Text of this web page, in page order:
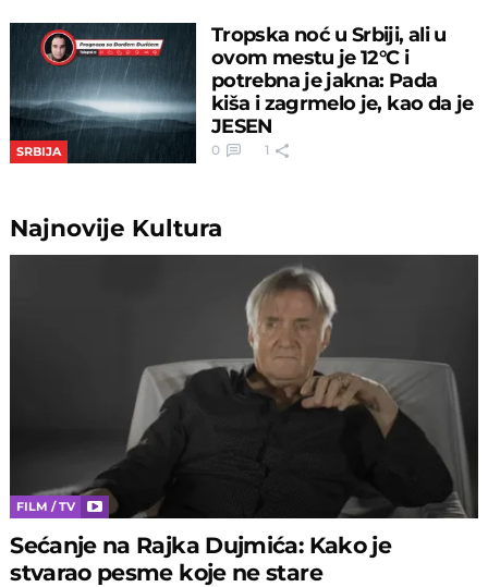
SRBIJA
Tropska noć u Srbiji, ali u
ovom mestu je 12°C i
potrebna je jakna: Pada
kiša i zagrmelo je, kao da je
JESEN
0 1
Najnovije Kultura
FILM / TV
Sećanje na Rajka Dujmića: Kako je
stvarao pesme koje ne stare